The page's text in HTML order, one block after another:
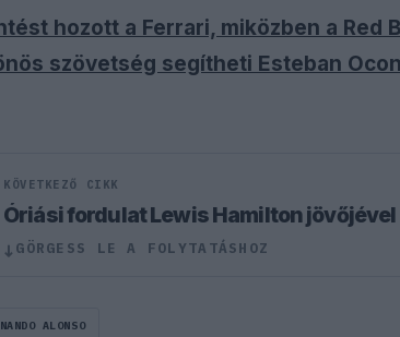
hozott a Ferrari, miközben a Red
szövetség segítheti Esteban
KÖVETKEZŐ CIKK
Óriási fordulat Lewis Hamilton
↓ GÖRGESS LE A FOLYTATÁSHOZ
ALONSO